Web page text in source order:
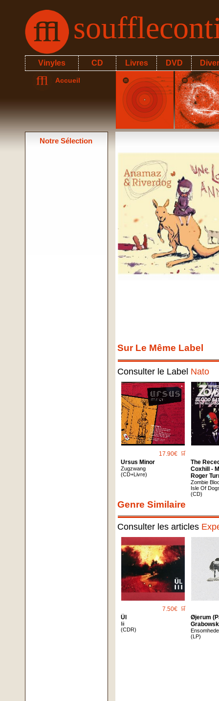
Vinyles CD Livres DVD
Accueil
Notre Sélection
Sur Le Même Label
Consulter le Label Nato
17.90€ 🛒
Ursus Minor
Zugzwang
(CD+Livre)
The
Coxhill -
Roger
Zombie
Isle Of
(CD)
Genre Similaire
Consulter les articles
7.50€ 🛒
Ül
Iii
(CDR)
Øjerum
(LP)